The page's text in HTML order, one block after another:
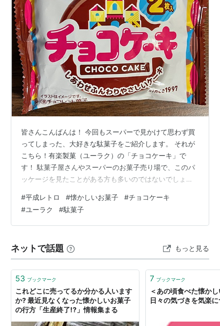
皆さんこんばんは！ 今回もスーパーで見かけて思わず買
ってしまった、大好きな駄菓子をご紹介します。 それが
こちら！有楽製菓（ユーラク）の「チョコケーキ」で
す！ 駄菓子屋さんやスーパーのお菓子売り場で、このパ
ッケージを見たことがある方も多いのではないでしょう
歴史 このチョコケーキ、実はあの「ブラックサンダー」
と同じ有楽製菓（ユーラク）が作っているお菓子なんで
す。 パッケージの右下をよく見ると「since1997」の文
けているロングセラー商品です。 「ブラックサンダーの
方が新しいと思ってた！」…
#平成レトロ #懐かしいお菓子 #チョコケーキ
#ユーラク #駄菓子
ネットで話題 もっと見る
53 ブックマーク
これどこに売ってるか分かる人います
か? 最近見なくなった懐かしいお菓子
の行方「生産終了!?」情報集まる
7 ブックマーク
＜あの頃食べた懐か
日々の気づきを気楽